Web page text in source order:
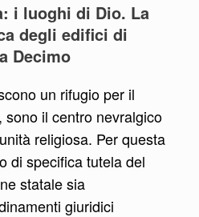
i luoghi di Dio. La
degli edifici di
Decimo
un rifugio per il
il centro nevralgico
religiosa. Per questa
di specifica tutela del
statale sia
giuridici